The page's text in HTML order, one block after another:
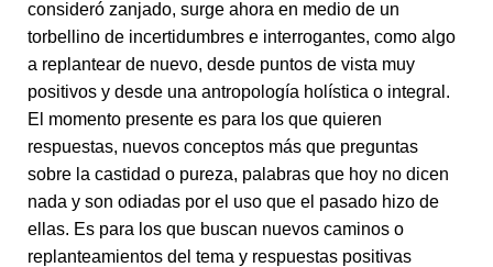
consideró zanjado, surge ahora en medio de un
torbellino de incertidumbres e interrogantes, como algo
a replantear de nuevo, desde puntos de vista muy
positivos y desde una antropología holística o integral.
El momento presente es para los que quieren
respuestas, nuevos conceptos más que preguntas
sobre la castidad o pureza, palabras que hoy no dicen
nada y son odiadas por el uso que el pasado hizo de
ellas. Es para los que buscan nuevos caminos o
replanteamientos del tema y respuestas positivas